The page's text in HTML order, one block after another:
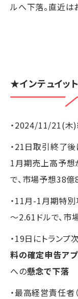
ルへ下落。直近
★インテュイット
・2024/11/21(木
・21日取引終了
1月期売上高予
で、市場予想38
・11月-1月期特
～2.61ドルで、市
・19日にトランプ
料の確定申告ア
への懸念で下落
・最高経営責任者